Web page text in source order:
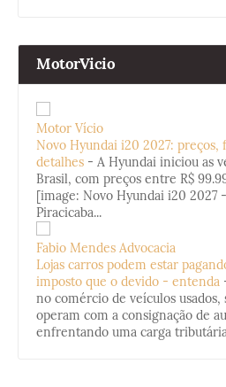
MotorVicio
Motor Vício
Novo Hyundai i20 2027: preços,
detalhes - A Hyundai iniciou as
Brasil, com preços entre R$
[image: Novo Hyundai i20 2027
Piracicaba...
Fabio Mendes Advocacia
Lojas carros podem estar
imposto que o devido - entenda
no comércio de veículos usados,
operam com a consignação de
enfrentando uma carga